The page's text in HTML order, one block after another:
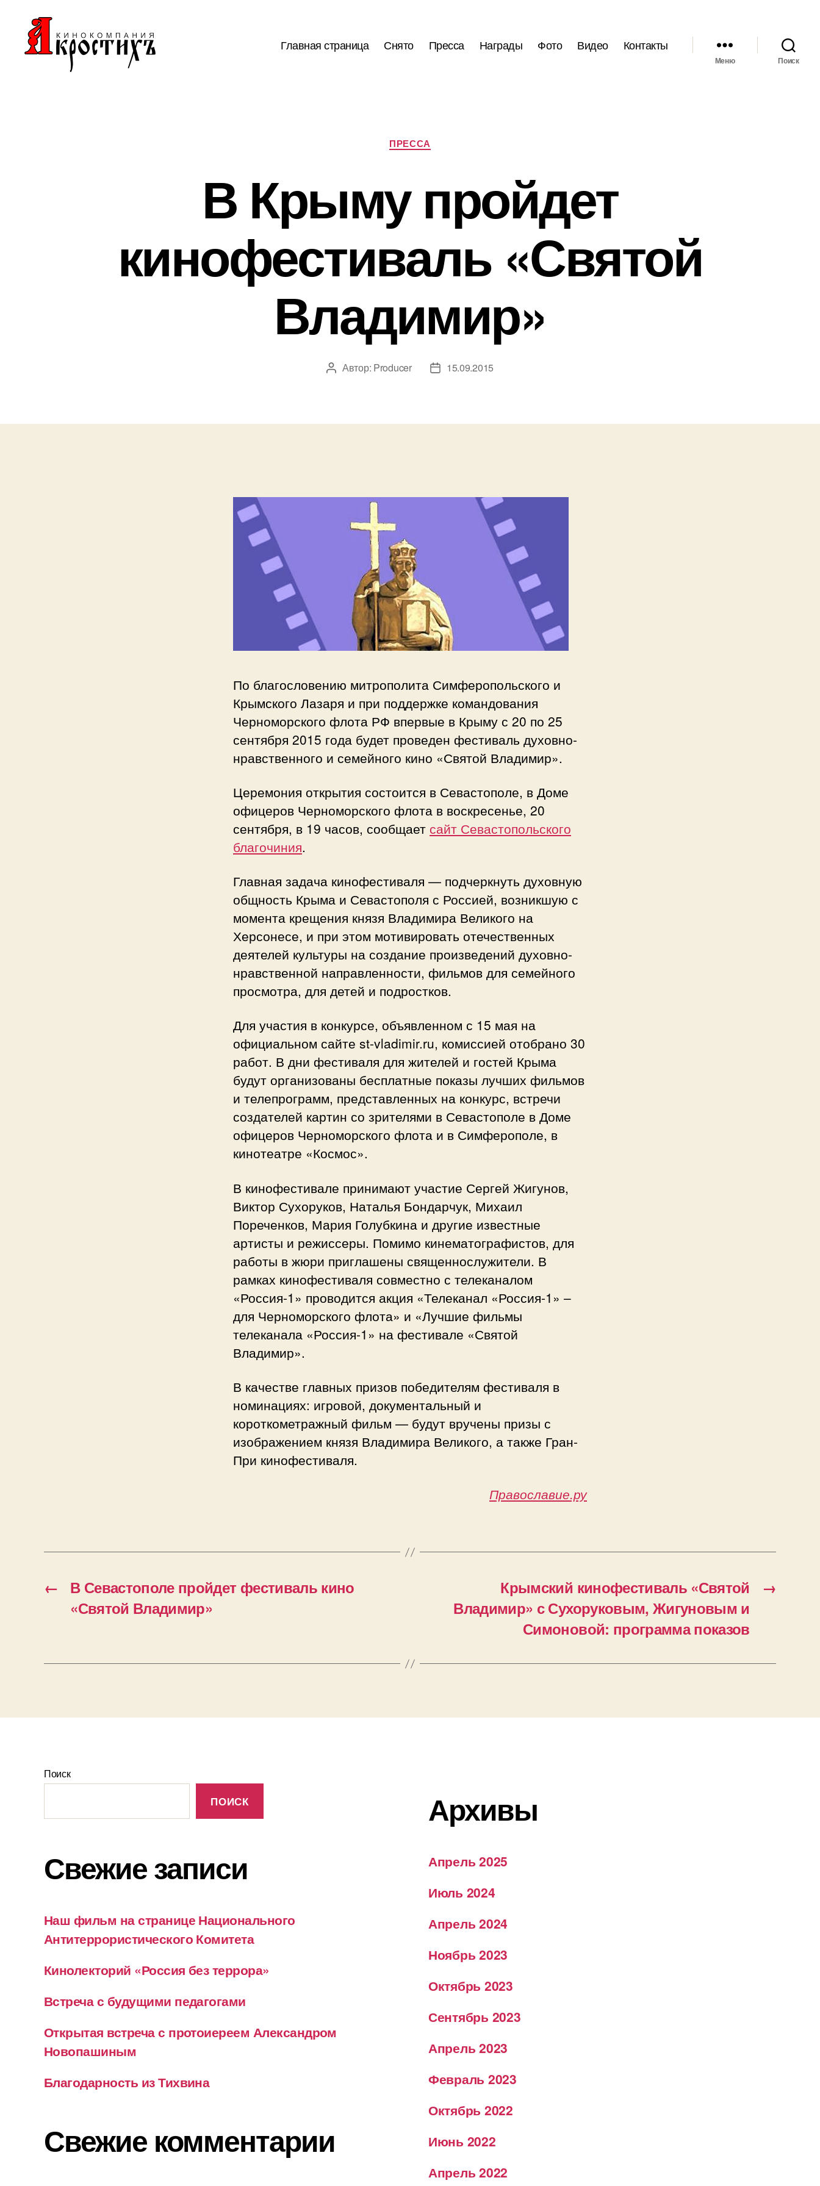
Главная страница Снято Пресса Награды Фото Видео Контакты
Меню Поиск
Рубрики
ПРЕССА
В Крыму пройдет
кинофестиваль «Святой
Владимир»
Автор
Автор: Producer
Дата15.09.2015
По благословению митрополита Симферопольского и
Крымского Лазаря и при поддержке командования
Черноморского флота РФ впервые в Крыму с 20 по 25
сентября 2015 года будет проведен фестиваль духовно-
нравственного и семейного кино «Святой Владимир».
Церемония открытия состоится в Севастополе, в Доме
офицеров Черноморского флота в воскресенье, 20
сентября, в 19 часов, сообщает сайт Севастопольского
благочиния.
Главная задача кинофестиваля — подчеркнуть духовную
общность Крыма и Севастополя с Россией, возникшую с
момента крещения князя Владимира Великого на
Херсонесе, и при этом мотивировать отечественных
деятелей культуры на создание произведений духовно-
нравственной направленности, фильмов для семейного
просмотра, для детей и подростков.
Для участия в конкурсе, объявленном с 15 мая на
официальном сайте st-vladimir.ru, комиссией отобрано 30
работ. В дни фестиваля для жителей и гостей Крыма
будут организованы бесплатные показы лучших фильмов
и телепрограмм, представленных на конкурс, встречи
создателей картин со зрителями в Севастополе в Доме
офицеров Черноморского флота и в Симферополе, в
кинотеатре «Космос».
В кинофестивале принимают участие Сергей Жигунов,
Виктор Сухоруков, Наталья Бондарчук, Михаил
Пореченков, Мария Голубкина и другие известные
артисты и режиссеры. Помимо кинематографистов, для
работы в жюри приглашены священнослужители. В
рамках кинофестиваля совместно с телеканалом
«Россия-1» проводится акция «Телеканал «Россия-1» –
для Черноморского флота» и «Лучшие фильмы
телеканала «Россия-1» на фестивале «Святой
Владимир».
В качестве главных призов победителям фестиваля в
номинациях: игровой, документальный и
короткометражный фильм — будут вручены призы с
изображением князя Владимира Великого, а также Гран-
При кинофестиваля.
Православие.ру
←
В Севастополе пройдет фестиваль кино
«Святой Владимир»
→
Крымский кинофестиваль «Святой
Владимир» с Сухоруковым, Жигуновым и
Симоновой: программа показов
Поиск
ПОИСК
Свежие записи
Наш фильм на странице Национального
Антитеррористического Комитета
Кинолекторий «Россия без террора»
Встреча с будущими педагогами
Открытая встреча с протоиереем Александром
Новопашиным
Благодарность из Тихвина
Свежие комментарии
Архивы
Апрель 2025
Июль 2024
Апрель 2024
Ноябрь 2023
Октябрь 2023
Сентябрь 2023
Апрель 2023
Февраль 2023
Октябрь 2022
Июнь 2022
Апрель 2022